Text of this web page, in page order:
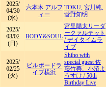
2025/
04/30
(水)
六本木 アルフ
ィー
TOKU, 宮川純,
菅野知明
2025/
03/02
(日)
BODY&SOUL
宮里陽太リーダ
ークァルテット
/デイタイムラ
イブ
2025/
02/25
(火)
ビルボードラ
イブ横浜
Shiho with
special guest 佐
藤竹善、小沼よ
うすけ /50th
Birthday Live